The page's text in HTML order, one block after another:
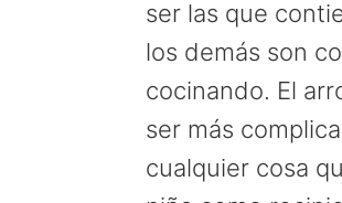
ser las que
los demás son
cocinando. El
ser más
cualquier cosa